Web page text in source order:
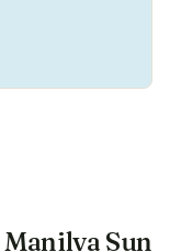
Manilva Sun